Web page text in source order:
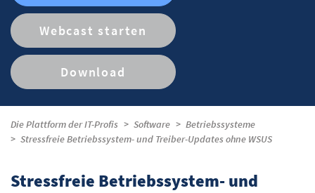
Webcast starten
Download
Die Plattform der IT-Profis Software
Betriebssysteme
Stressfreie Betriebssystem- und Treiber-Updates ohne WSUS
Stressfreie Betriebssystem- und